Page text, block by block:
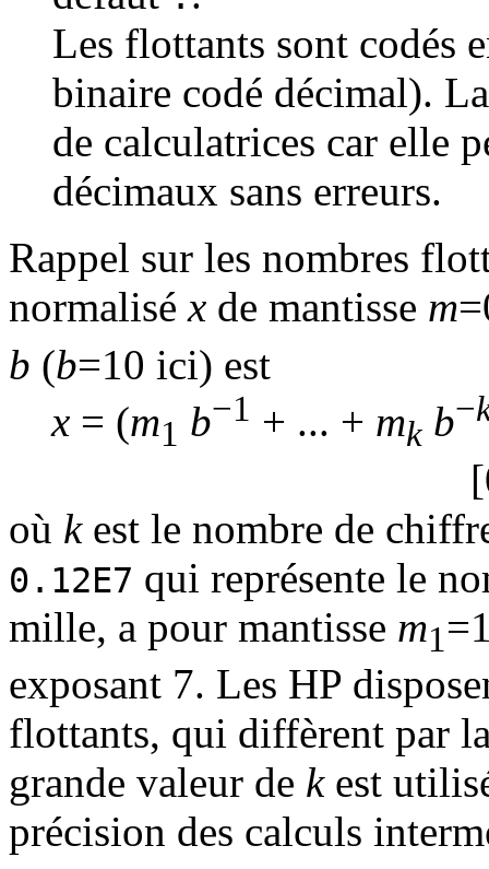
Les flottants sont codés
binaire codé décimal).
de calculatrices car elle
décimaux sans erreurs.
Rappel sur les nombres
normaliséx de mantisse m
b (b=10 ici) est
x = (m1 b−1 + ... + mk b−
où kest le nombre de
0.12E7 qui représente le
mille, a pour mantisse m1
exposant 7. Les HP
flottants, qui diffèrent par
grande valeur de kest
précision des calculs